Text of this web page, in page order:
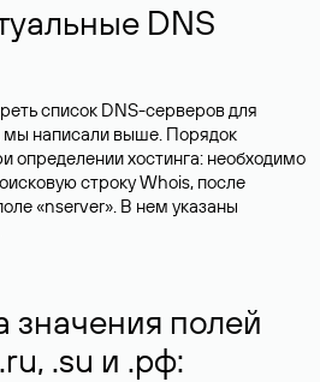
DNS
список DNS-серверов для
мы написали выше. Порядок
определении хостинга: необходимо
строку Whois, после
«nserver». В нем указаны
полей
.su и .рф: